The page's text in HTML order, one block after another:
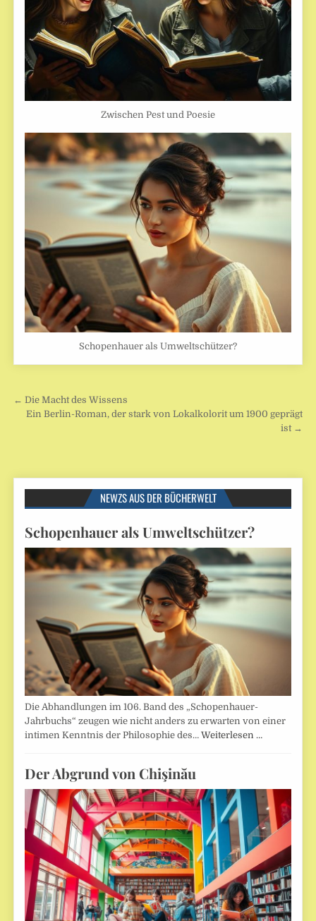
Zwischen Pest und Poesie
Schopenhauer als Umweltschützer?
Beitragsnavigation
← Die Macht des Wissens
Ein Berlin-Roman, der stark von Lokalkolorit um 1900 geprägt
ist →
NEWZS AUS DER BÜCHERWELT
Schopenhauer als Umweltschützer?
Die Abhandlungen im 106. Band des „Schopenhauer-
Jahrbuchs“ zeugen wie nicht anders zu erwarten von einer
intimen Kenntnis der Philosophie des…Weiterlesen …
Der Abgrund von Chişinău